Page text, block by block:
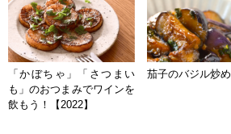
「かぼちゃ」「さつまい
も」のおつまみでワインを
飲もう！【2022】
茄子のバジル炒め